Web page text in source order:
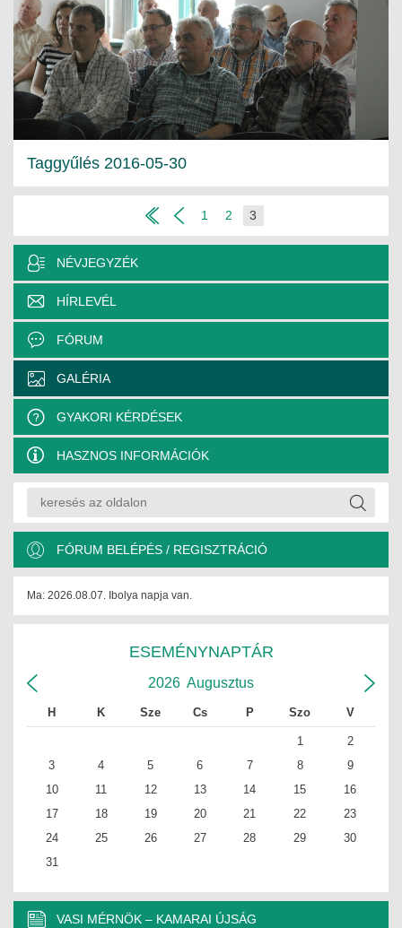
Taggyűlés 2016-05-30
1 2 3
NÉVJEGYZÉK
HÍRLEVÉL
FÓRUM
GALÉRIA
GYAKORI KÉRDÉSEK
HASZNOS INFORMÁCIÓK
FÓRUM BELÉPÉS / REGISZTRÁCIÓ
Ma: 2026.08.07. Ibolya napja van.
ESEMÉNYNAPTÁR
2026 Augusztus
H K Sze Cs P Szo V
1
2
3
4 5 6 7 8
9
10
11 12 13 14 15
16
17
18 19 20 21 22
23
24
25 26 27 28 29
30
31
VASI MÉRNÖK – KAMARAI ÚJSÁG